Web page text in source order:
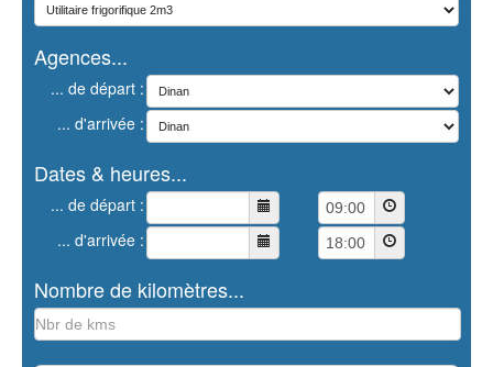
Agences...
... de départ :
... d'arrivée :
Dates & heures...
... de départ :
... d'arrivée :
Nombre de kilomètres...